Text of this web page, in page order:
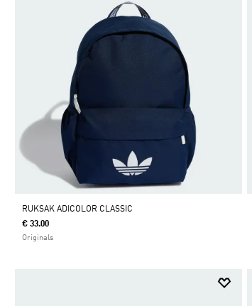
RUKSAK ADICOLOR CLASSIC
€ 33.00
Originals